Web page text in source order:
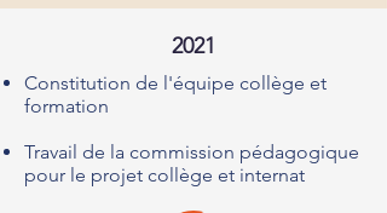
2021
Constitution de l'équipe collège et
formation
Travail de la commission pédagogique
pour le projet collège et internat